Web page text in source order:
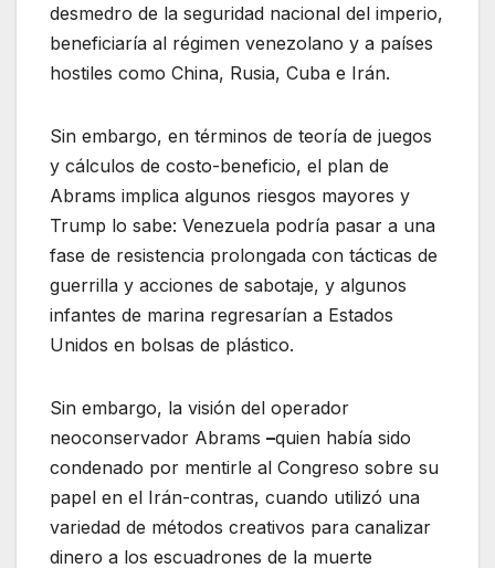
desmedro de la seguridad nacional del imperio,
beneficiaría al régimen venezolano y a países
hostiles como China, Rusia, Cuba e Irán.
Sin embargo, en términos de teoría de juegos
y cálculos de costo-beneficio, el plan de
Abrams implica algunos riesgos mayores y
Trump lo sabe: Venezuela podría pasar a una
fase de resistencia prolongada con tácticas de
guerrilla y acciones de sabotaje, y algunos
infantes de marina regresarían a Estados
Unidos en bolsas de plástico.
Sin embargo, la visión del operador
neoconservador Abrams –quien había sido
condenado por mentirle al Congreso sobre su
papel en el Irán-contras, cuando utilizó una
variedad de métodos creativos para canalizar
dinero a los escuadrones de la muerte